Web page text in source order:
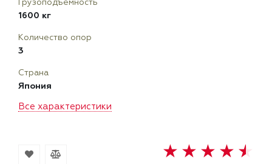
Все характеристики
Грузоподъемность
1600 кг
Количество опор
3
Страна
Япония